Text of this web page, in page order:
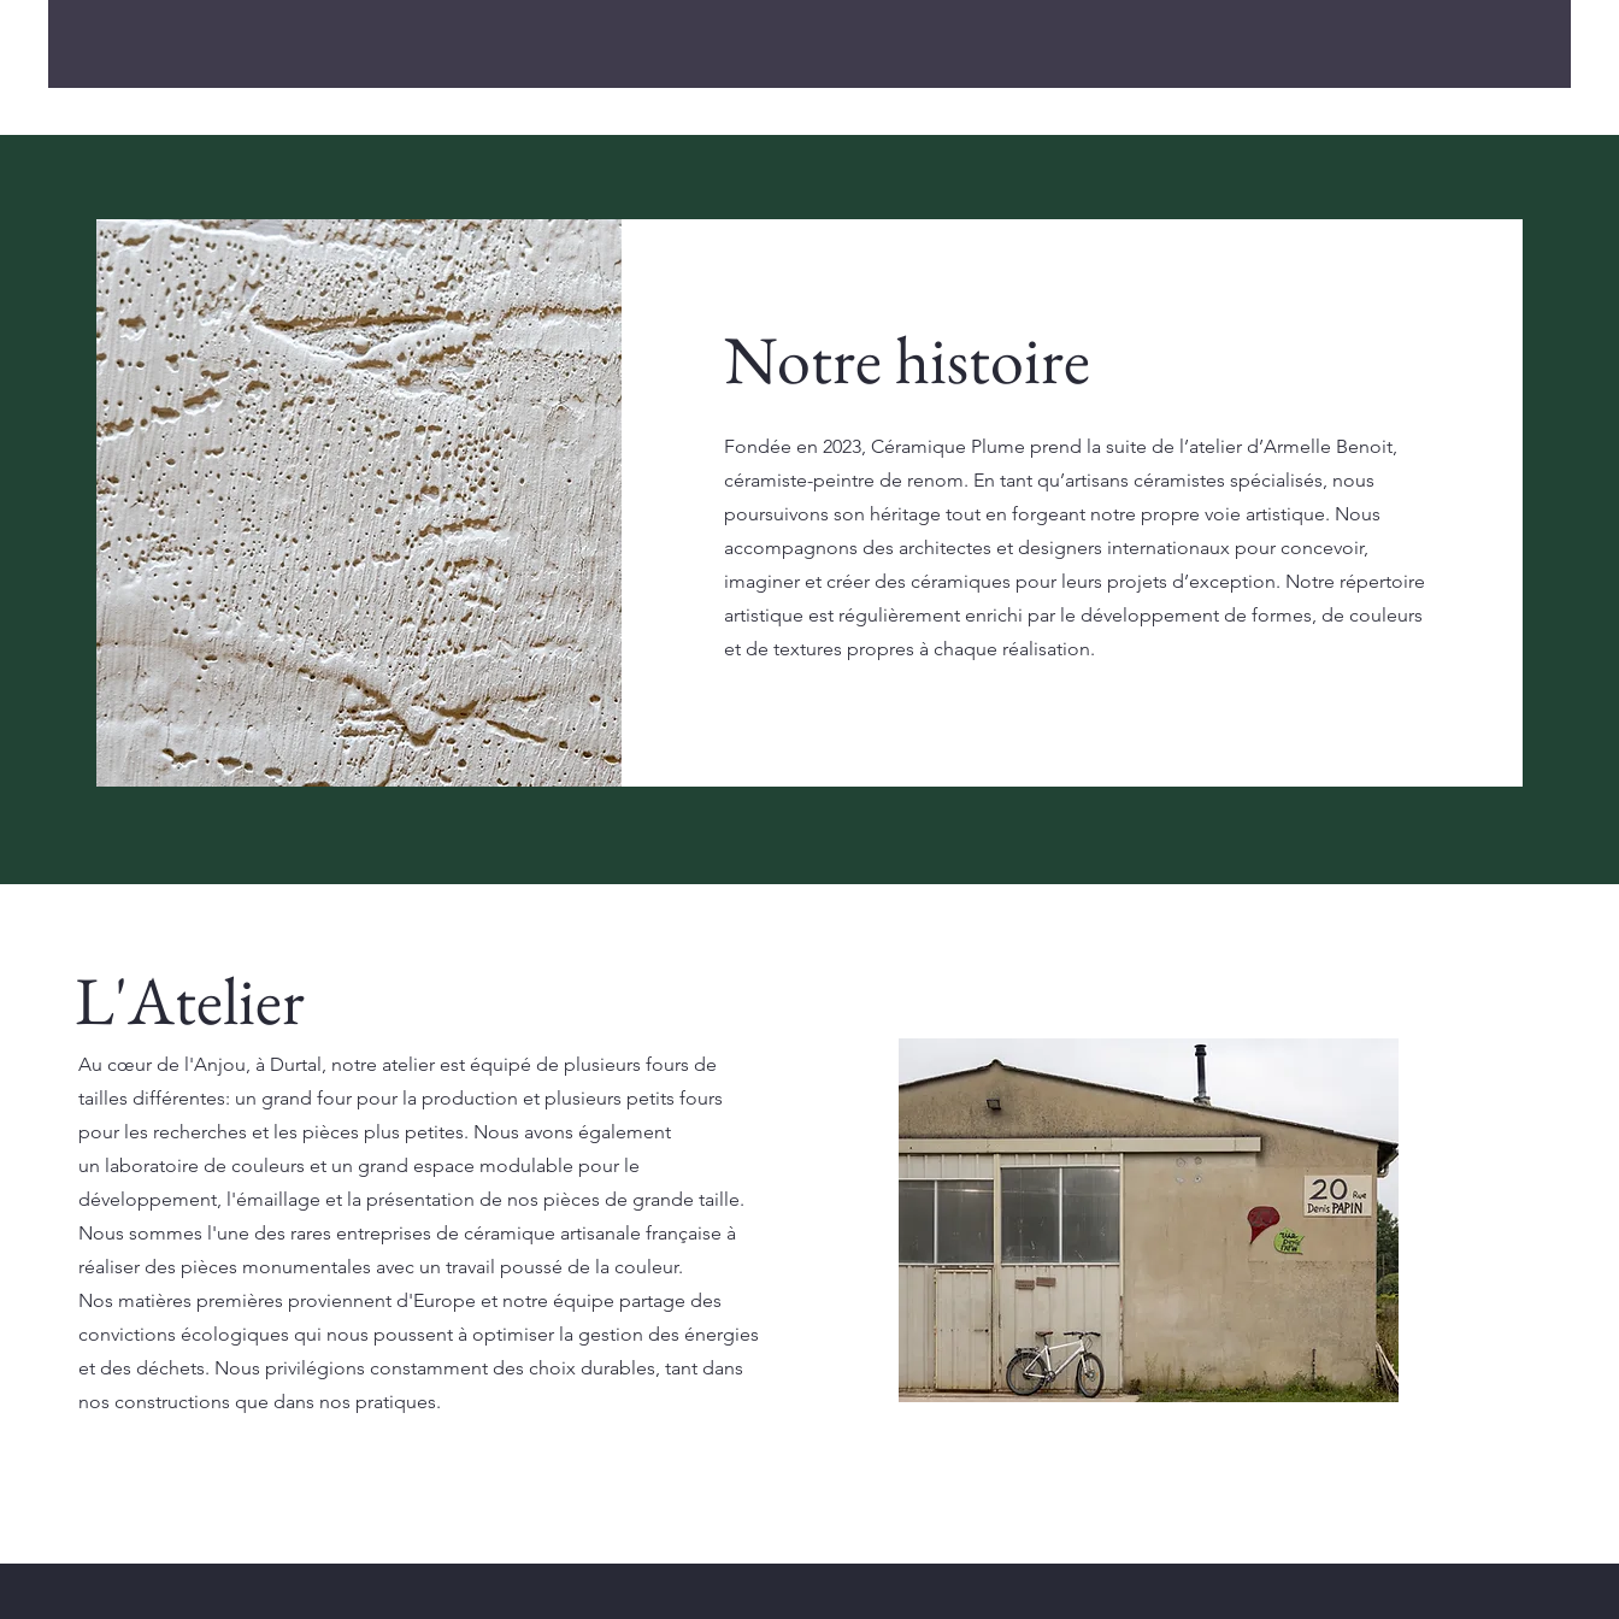
Notre histoire
Fondée en 2023, Céramique Plume prend la suite de l’atelier d’Armelle Benoit,
céramiste-peintre de renom. En tant qu’artisans céramistes spécialisés, nous
poursuivons son héritage tout en forgeant notre propre voie artistique. Nous
accompagnons des architectes et designers internationaux pour concevoir,
imaginer et créer des céramiques pour leurs projets d’exception. Notre répertoire
artistique est régulièrement enrichi par le développement de formes, de couleurs
et de textures propres à chaque réalisation.
L'Atelier
Au cœur de l'Anjou, à Durtal, notre atelier est équipé de plusieurs fours de
tailles différentes: un grand four pour la production et plusieurs petits fours
pour les recherches et les pièces plus petites. Nous avons également
un laboratoire de couleurs et un grand espace modulable pour le
développement, l'émaillage et la présentation de nos pièces de grande taille.
Nous sommes l'une des rares entreprises de céramique artisanale française à
réaliser des pièces monumentales avec un travail poussé de la couleur.
Nos matières premières proviennent d'Europe et notre équipe partage des
convictions écologiques qui nous poussent à optimiser la gestion des énergies
et des déchets. Nous privilégions constamment des choix durables, tant dans
nos constructions que dans nos pratiques.